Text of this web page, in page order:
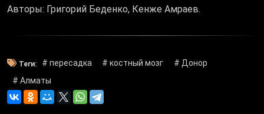
Авторы: Григорий Беденко, Кенже Амраев.
Теги: # пересадка # костный мозг
# Донор
# Алматы